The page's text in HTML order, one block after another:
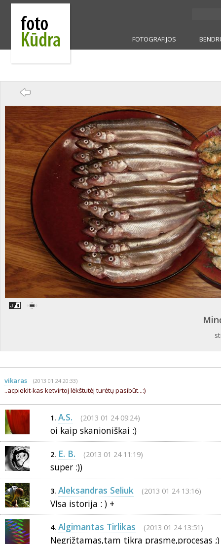
FOTOGRAFIJOS
vikaras (2013 01 24 20:33)
..acpiekit-kas ketvirtoj lėkštutėj turėtų pasibūt...:)
1. A.S. (2013 01 24 09:24)
oi kaip skanioniškai :)
2. E. B. (2013 01 24 11:19)
super :))
3. Aleksandras Seliuk (2013 01 24 13:16)
VIsa istorija : ) +
4. Algimantas Tirlikas (2013 01 24 13:51)
Negrįžtamas,tam tikra prasme,procesas ;)